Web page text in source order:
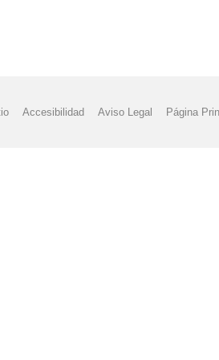
Accesibilidad Aviso Legal Página